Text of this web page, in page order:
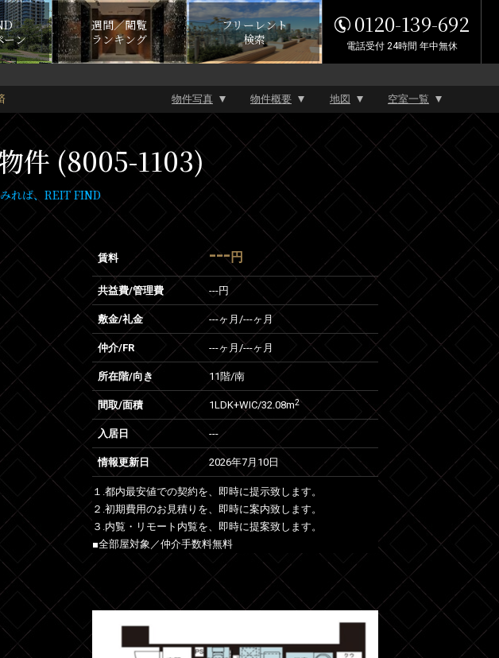
ーン
週間／閲覧
ランキング
フリーレント
検索
0120-139-692
電話受付 24時間 年中無休
物件写真 物件概要 地図 空室一覧
件 (8005-1103)
れば、REIT FIND
賃料 --- 円
共益費/管理費 ---円
敷金/礼金 ---ヶ月 /---ヶ月
仲介/FR ---ヶ月 /---ヶ月
所在階/向き 11階/南
間取/面積 1LDK+WIC/32.08m2
入居日 ---
情報更新日 2026年7月10日
１.都内最安値での契約を、即時に提示致します。
２.初期費用のお見積りを、即時に案内致します。
３.内覧・リモート内覧を、即時に提案致します。
■全部屋対象／仲介手数料無料